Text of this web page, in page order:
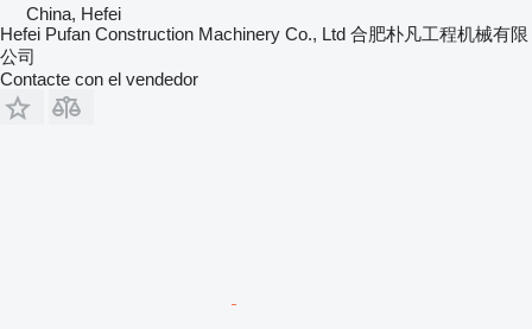
China, Hefei
Hefei Pufan Construction Machinery Co., Ltd 合肥朴凡工程机械有限
公司
Contacte con el vendedor